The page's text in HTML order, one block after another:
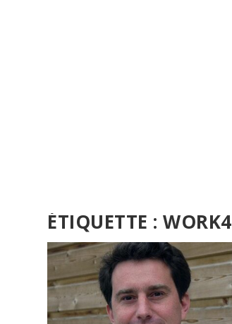
ÉTIQUETTE :WORK4